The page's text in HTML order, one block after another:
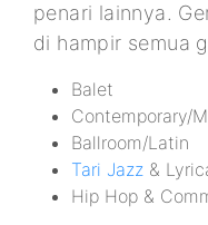
penari lainnya.
di hampir semua
Balet
Contemporary/
Ballroom/Latin
Tari Jazz &
Hip Hop &